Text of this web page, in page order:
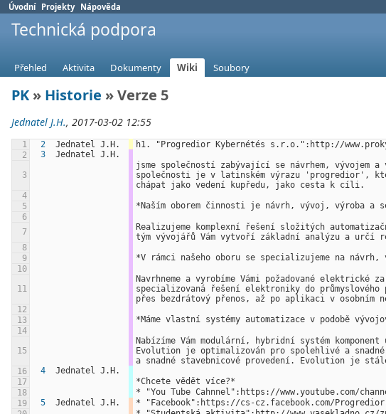
Úvodní Projekty Nápověda
Technická podpora
Přehled Aktivita Dokumenty Wiki Soubory
PK » Historie » Verze 5
Jednatel J.H., 2017-03-02 12:55
1 2 Jednatel J.H.
h1. "Progredior Kybernétés s.r.o.":http://
2
3 Jednatel J.H.
3
jsme společností zabývající se návrhem, vývojem
společnosti je v latinském výrazu 'progredior',
chápat jako vedení kupředu, jako cesta k cíli.
4
5
*Naším oborem činnosti je návrh, vývoj, výroba a
6
7
Realizujeme komplexní řešení složitých
tým vývojářů Vám vytvoří základní analýzu a určí
8
9
*V rámci našeho oboru se specializujeme na
10
11
Navrhneme a vyrobíme Vámi požadované
specializovaná řešení elektroniky do
přes bezdrátový přenos, až po aplikaci v osobním
12
13
*Máme vlastní systémy automatizace v podobě
14
15
Nabízíme Vám modulární, hybridní systém
Evolution je optimalizován pro spolehlivé a
a snadné stavebnicové provedení. Evolution je
16
4
Jednatel J.H.
17
*Chcete vědět více?*
18
* "You Tube Cahnnel":https://www.youtube.com/channel/
19
5 Jednatel J.H.
* "Facebook":https://cs-cz.facebook.com/Progredior-